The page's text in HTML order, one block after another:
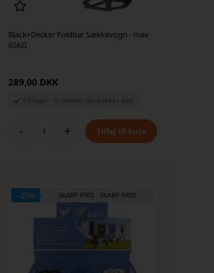
Black+Decker Foldbar Sækkevogn - max
65KG
289,00 DKK
På lager -Vi sender din pakke i dag
- +
- 29% SKARP PRIS · SKARP PRIS